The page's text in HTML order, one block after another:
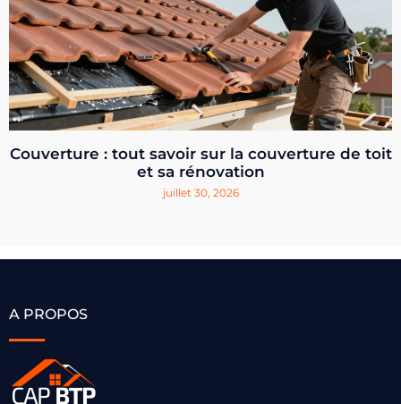
Couverture : tout savoir sur la couverture de toit
et sa rénovation
juillet 30, 2026
A PROPOS